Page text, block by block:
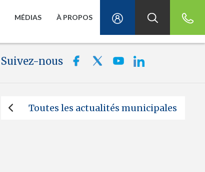
MÉDIAS À PROPOS
Suivez-nous
Toutes les actualités municipales